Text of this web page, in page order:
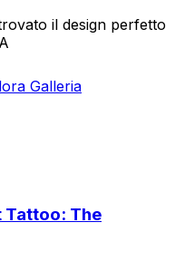
il design perfetto
Galleria
Tattoo: The